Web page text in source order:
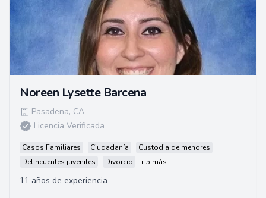
Noreen Lysette Barcena
Pasadena, CA
Licencia Verificada
Casos Familiares Ciudadanía
Custodia de menores
Delincuentes juveniles
Divorcio + 5 más
11 años de experiencia